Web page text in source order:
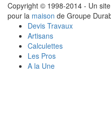
Copyright © 1998-2014 - Un
pour la maison de Groupe
Devis Travaux
Artisans
Calculettes
Les Pros
A la Une